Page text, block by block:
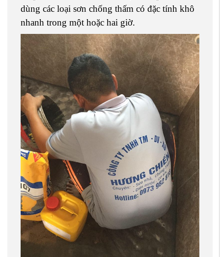
dùng các loại sơn chống thấm có đặc tính khô
nhanh trong một hoặc hai giờ.